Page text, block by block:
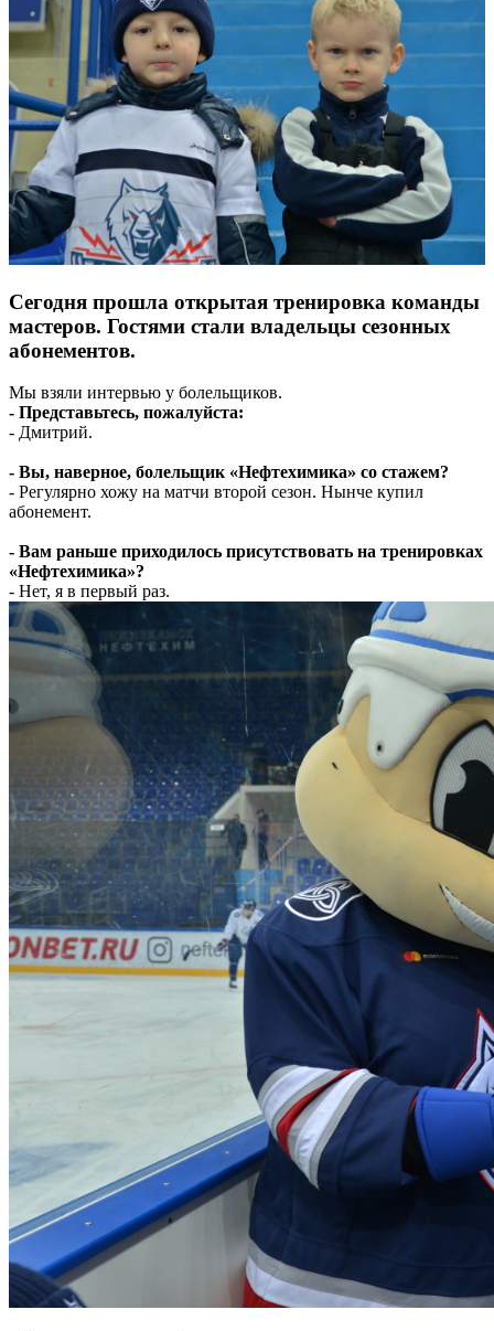
Сегодня прошла открытая тренировка команды
мастеров. Гостями стали владельцы сезонных
абонементов.
Мы взяли интервью у болельщиков.
- Представьтесь, пожалуйста:
- Дмитрий.
- Вы, наверное, болельщик «Нефтехимика» со стажем?
- Регулярно хожу на матчи второй сезон. Нынче купил
абонемент.
- Вам раньше приходилось присутствовать на тренировках
«Нефтехимика»?
- Нет, я в первый раз.